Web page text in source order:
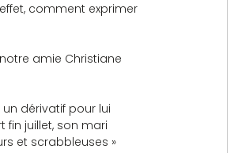
comment exprimer
amie Christiane
dérivatif pour lui
fin juillet, son mari
et scrabbleuses »